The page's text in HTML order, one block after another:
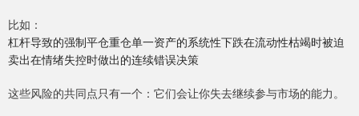
比如：
杠杆导致的强制平仓重仓单一资产的系统性下跌在流动性枯竭时被迫
卖出在情绪失控时做出的连续错误决策
这些风险的共同点只有一个：它们会让你失去继续参与市场的能力。